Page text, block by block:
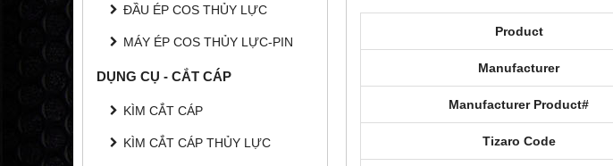
ĐẦU ÉP COS THỦY LỰC
MÁY ÉP COS THỦY LỰC-PIN
DỤNG CỤ - CẮT CÁP
KÌM CẮT CÁP
KÌM CẮT CÁP THỦY LỰC
Product
Manufacturer
Manufacturer Product#
Tizaro Code